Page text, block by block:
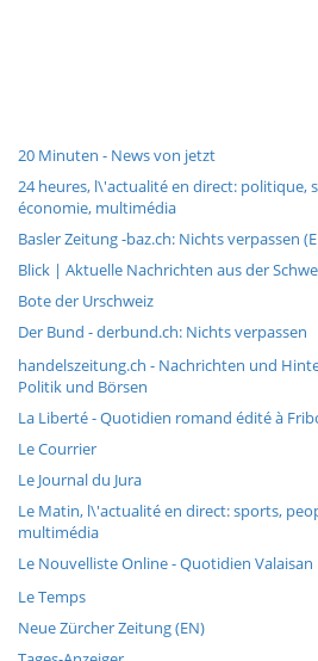
20 Minuten - News von jetzt
24 heures, l\'actualité en direct: politique,
économie, multimédia
Basler Zeitung -baz.ch: Nichts verpassen
Blick | Aktuelle Nachrichten aus der
Bote der Urschweiz
Der Bund - derbund.ch: Nichts verpassen
handelszeitung.ch - Nachrichten und
Politik und Börsen
La Liberté - Quotidien romand édité à
Le Courrier
Le Journal du Jura
Le Matin, l\'actualité en direct: sports,
multimédia
Le Nouvelliste Online - Quotidien Valaisan
Le Temps
Neue Zürcher Zeitung (EN)